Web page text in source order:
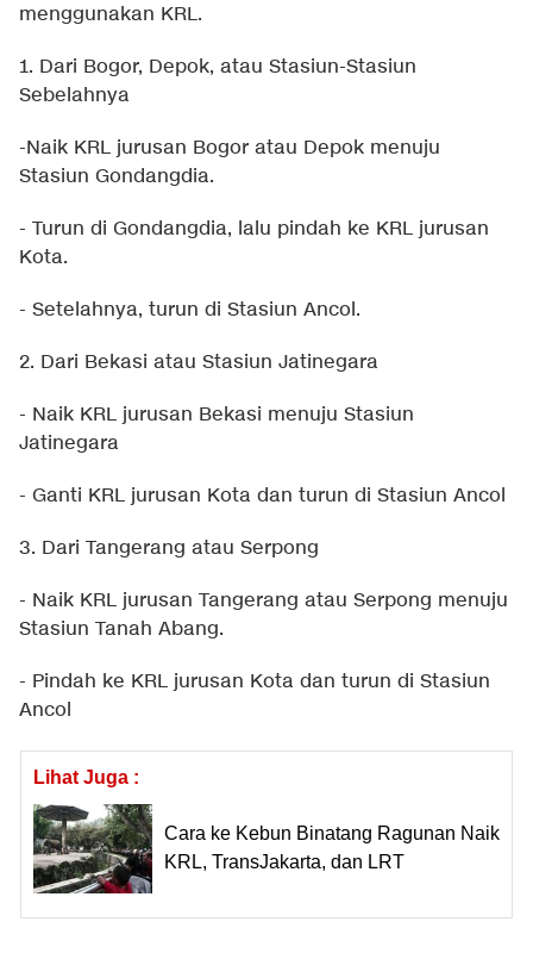
menggunakan KRL.
1. Dari Bogor, Depok, atau Stasiun-Stasiun
Sebelahnya
-Naik KRL jurusan Bogor atau Depok menuju
Stasiun Gondangdia.
- Turun di Gondangdia, lalu pindah ke KRL jurusan
Kota.
- Setelahnya, turun di Stasiun Ancol.
2. Dari Bekasi atau Stasiun Jatinegara
- Naik KRL jurusan Bekasi menuju Stasiun
Jatinegara
- Ganti KRL jurusan Kota dan turun di Stasiun Ancol
3. Dari Tangerang atau Serpong
- Naik KRL jurusan Tangerang atau Serpong menuju
Stasiun Tanah Abang.
- Pindah ke KRL jurusan Kota dan turun di Stasiun
Ancol
Lihat Juga :
Cara ke Kebun Binatang Ragunan Naik
KRL, TransJakarta, dan LRT